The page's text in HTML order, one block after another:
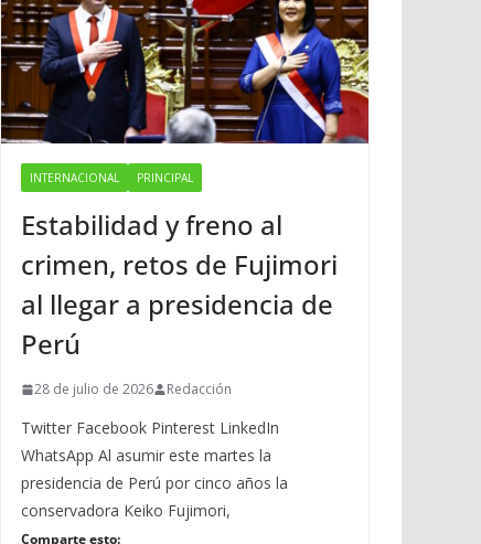
INTERNACIONAL PRINCIPAL
Estabilidad y freno al
crimen, retos de Fujimori
al llegar a presidencia de
Perú
28 de julio de 2026 Redacción
Twitter Facebook Pinterest LinkedIn
WhatsApp Al asumir este martes la
presidencia de Perú por cinco años la
conservadora Keiko Fujimori,
Comparte esto: